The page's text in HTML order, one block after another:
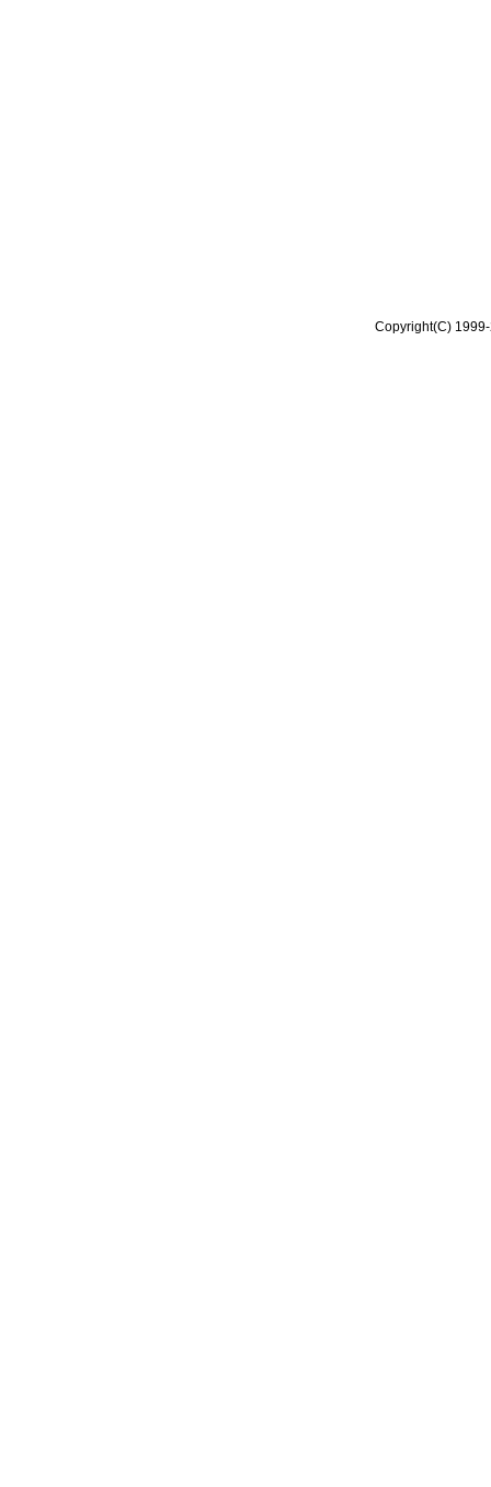
Copyright(C)